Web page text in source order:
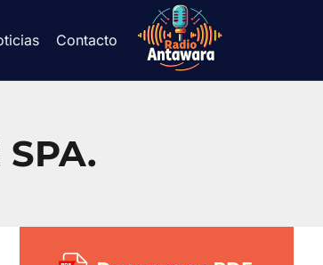
Contacto
SPA.